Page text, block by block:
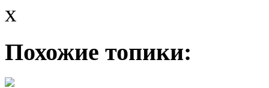
x
Похожие топики: